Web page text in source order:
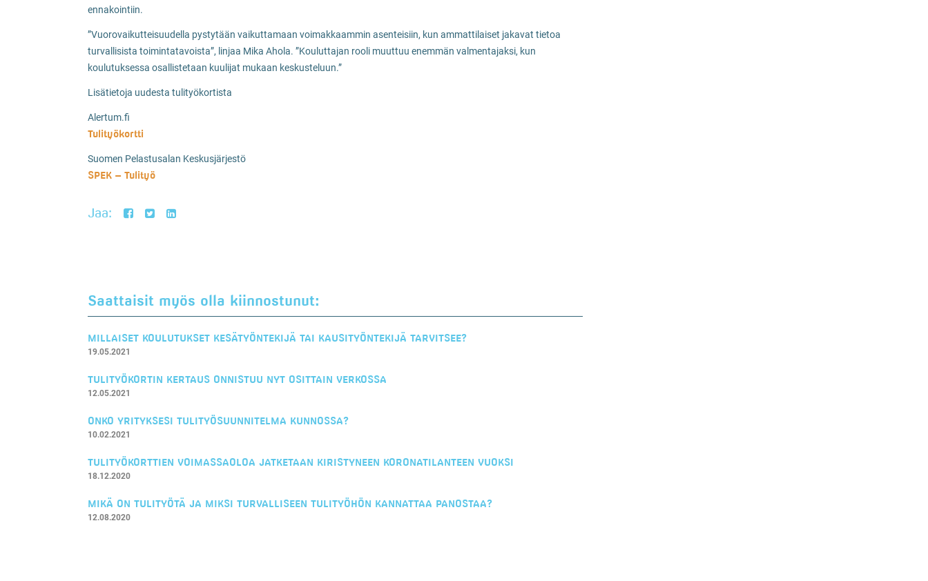
ennakointiin.
”Vuorovaikutteisuudella pystytään vaikuttamaan voimakkaammin asenteisiin, kun ammattilaiset jakavat tietoa
turvallisista toimintatavoista”, linjaa Mika Ahola. ”Kouluttajan rooli muuttuu enemmän valmentajaksi, kun
koulutuksessa osallistetaan kuulijat mukaan keskusteluun.”
Lisätietoja uudesta tulityökortista
Alertum.fi
Tulityökortti
Suomen Pelastusalan Keskusjärjestö
SPEK – Tulityö
Jaa:
Saattaisit myös olla kiinnostunut:
MILLAISET KOULUTUKSET KESÄTYÖNTEKIJÄ TAI KAUSITYÖNTEKIJÄ TARVITSEE?
19.05.2021
TULITYÖKORTIN KERTAUS ONNISTUU NYT OSITTAIN VERKOSSA
12.05.2021
​ONKO YRITYKSESI TULITYÖSUUNNITELMA KUNNOSSA?
10.02.2021
TULITYÖKORTTIEN VOIMASSAOLOA JATKETAAN KIRISTYNEEN KORONATILANTEEN VUOKSI
18.12.2020
MIKÄ ON TULITYÖTÄ JA MIKSI TURVALLISEEN TULITYÖHÖN KANNATTAA PANOSTAA?
12.08.2020